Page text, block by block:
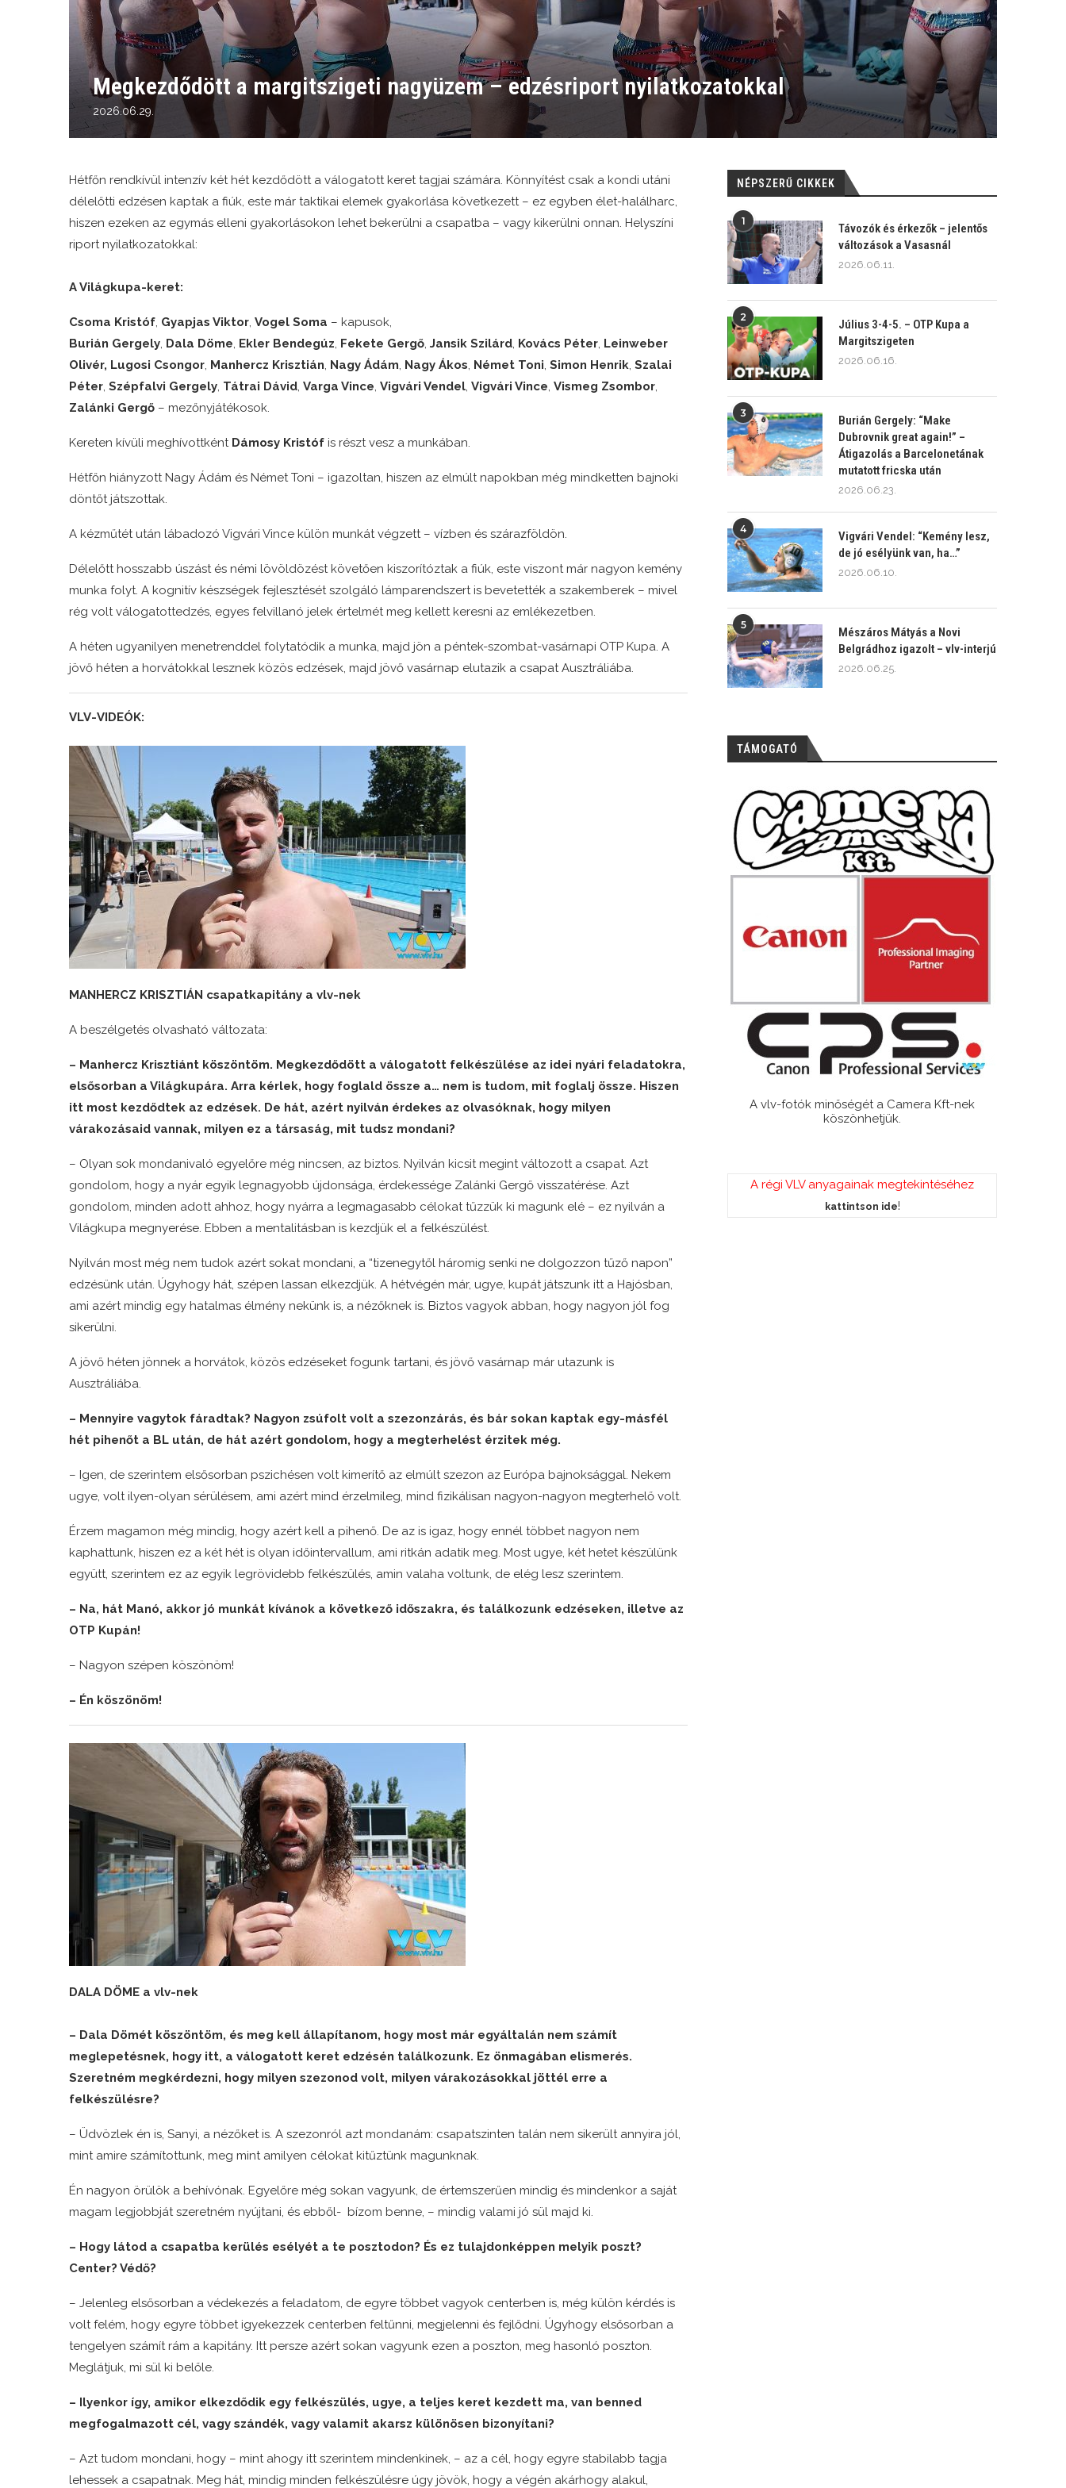
Megkezdődött a margitszigeti nagyüzem – edzésriport nyilatkozatokkal
2026.06.29.
Hétfőn rendkívül intenzív két hét kezdődött a válogatott keret tagjai számára. Könnyítést csak a kondi utáni
délelőtti edzésen kaptak a fiúk, este már taktikai elemek gyakorlása következett – ez egyben élet-halálharc,
hiszen ezeken az egymás elleni gyakorlásokon lehet bekerülni a csapatba – vagy kikerülni onnan. Helyszíni
riport nyilatkozatokkal:
A Világkupa-keret:
Csoma Kristóf, Gyapjas Viktor, Vogel Soma – kapusok,
Burián Gergely, Dala Döme, Ekler Bendegúz, Fekete Gergő, Jansik Szilárd, Kovács Péter, Leinweber
Olivér, Lugosi Csongor, Manhercz Krisztián, Nagy Ádám, Nagy Ákos, Német Toni, Simon Henrik, Szalai
Péter, Szépfalvi Gergely, Tátrai Dávid, Varga Vince, Vigvári Vendel, Vigvári Vince, Vismeg Zsombor,
Zalánki Gergő – mezőnyjátékosok.
Kereten kívüli meghívottként Dámosy Kristóf is részt vesz a munkában.
Hétfőn hiányzott Nagy Ádám és Német Toni – igazoltan, hiszen az elmúlt napokban még mindketten bajnoki
döntőt játszottak.
A kézműtét után lábadozó Vigvári Vince külön munkát végzett – vízben és szárazföldön.
Délelőtt hosszabb úszást és némi lövöldözést követően kiszorítóztak a fiúk, este viszont már nagyon kemény
munka folyt. A kognitív készségek fejlesztését szolgáló lámparendszert is bevetették a szakemberek – mivel
rég volt válogatottedzés, egyes felvillanó jelek értelmét meg kellett keresni az emlékezetben.
A héten ugyanilyen menetrenddel folytatódik a munka, majd jön a péntek-szombat-vasárnapi OTP Kupa. A
jövő héten a horvátokkal lesznek közös edzések, majd jövő vasárnap elutazik a csapat Ausztráliába.
VLV-VIDEÓK:
MANHERCZ KRISZTIÁN csapatkapitány a vlv-nek
A beszélgetés olvasható változata:
– Manhercz Krisztiánt köszöntöm. Megkezdődött a válogatott felkészülése az idei nyári feladatokra,
elsősorban a Világkupára. Arra kérlek, hogy foglald össze a… nem is tudom, mit foglalj össze. Hiszen
itt most kezdődtek az edzések. De hát, azért nyilván érdekes az olvasóknak, hogy milyen
várakozásaid vannak, milyen ez a társaság, mit tudsz mondani?
– Olyan sok mondanivaló egyelőre még nincsen, az biztos. Nyilván kicsit megint változott a csapat. Azt
gondolom, hogy a nyár egyik legnagyobb újdonsága, érdekessége Zalánki Gergő visszatérése. Azt
gondolom, minden adott ahhoz, hogy nyárra a legmagasabb célokat tűzzük ki magunk elé – ez nyilván a
Világkupa megnyerése. Ebben a mentalitásban is kezdjük el a felkészülést.
Nyilván most még nem tudok azért sokat mondani, a “tizenegytől háromig senki ne dolgozzon tűző napon”
edzésünk után. Úgyhogy hát, szépen lassan elkezdjük. A hétvégén már, ugye, kupát játszunk itt a Hajósban,
ami azért mindig egy hatalmas élmény nekünk is, a nézőknek is. Biztos vagyok abban, hogy nagyon jól fog
sikerülni.
A jövő héten jönnek a horvátok, közös edzéseket fogunk tartani, és jövő vasárnap már utazunk is
Ausztráliába.
– Mennyire vagytok fáradtak? Nagyon zsúfolt volt a szezonzárás, és bár sokan kaptak egy-másfél
hét pihenőt a BL után, de hát azért gondolom, hogy a megterhelést érzitek még.
– Igen, de szerintem elsősorban pszichésen volt kimerítő az elmúlt szezon az Európa bajnoksággal. Nekem
ugye, volt ilyen-olyan sérülésem, ami azért mind érzelmileg, mind fizikálisan nagyon-nagyon megterhelő volt.
Érzem magamon még mindig, hogy azért kell a pihenő. De az is igaz, hogy ennél többet nagyon nem
kaphattunk, hiszen ez a két hét is olyan időintervallum, ami ritkán adatik meg. Most ugye, két hetet készülünk
együtt, szerintem ez az egyik legrövidebb felkészülés, amin valaha voltunk, de elég lesz szerintem.
– Na, hát Manó, akkor jó munkát kívánok a következő időszakra, és találkozunk edzéseken, illetve az
OTP Kupán!
– Nagyon szépen köszönöm!
– Én köszönöm!
DALA DÖME a vlv-nek
– Dala Dömét köszöntöm, és meg kell állapítanom, hogy most már egyáltalán nem számít
meglepetésnek, hogy itt, a válogatott keret edzésén találkozunk. Ez önmagában elismerés.
Szeretném megkérdezni, hogy milyen szezonod volt, milyen várakozásokkal jöttél erre a
felkészülésre?
– Üdvözlek én is, Sanyi, a nézőket is. A szezonról azt mondanám: csapatszinten talán nem sikerült annyira jól,
mint amire számítottunk, meg mint amilyen célokat kitűztünk magunknak.
Én nagyon örülök a behívónak. Egyelőre még sokan vagyunk, de értemszerűen mindig és mindenkor a saját
magam legjobbját szeretném nyújtani, és ebből- bízom benne, – mindig valami jó sül majd ki.
– Hogy látod a csapatba kerülés esélyét a te posztodon? És ez tulajdonképpen melyik poszt?
Center? Védő?
– Jelenleg elsősorban a védekezés a feladatom, de egyre többet vagyok centerben is, még külön kérdés is
volt felém, hogy egyre többet igyekezzek centerben feltűnni, megjelenni és fejlődni. Úgyhogy elsősorban a
tengelyen számít rám a kapitány. Itt persze azért sokan vagyunk ezen a poszton, meg hasonló poszton.
Meglátjuk, mi sül ki belőle.
– Ilyenkor így, amikor elkezdődik egy felkészülés, ugye, a teljes keret kezdett ma, van benned
megfogalmazott cél, vagy szándék, vagy valamit akarsz különösen bizonyítani?
– Azt tudom mondani, hogy – mint ahogy itt szerintem mindenkinek, – az a cél, hogy egyre stabilabb tagja
lehessek a csapatnak. Meg hát, mindig minden felkészülésre úgy jövök, hogy a végén akárhogy alakul,
NÉPSZERŰ CIKKEK
1
Távozók és érkezők – jelentős
változások a Vasasnál
2026.06.11.
2
Július 3-4-5. – OTP Kupa a
Margitszigeten
2026.06.16.
3
Burián Gergely: “Make
Dubrovnik great again!” –
Átigazolás a Barcelonetának
mutatott fricska után
2026.06.23.
4
Vigvári Vendel: “Kemény lesz,
de jó esélyünk van, ha…”
2026.06.10.
5
Mészáros Mátyás a Novi
Belgrádhoz igazolt – vlv-interjú
2026.06.25.
TÁMOGATÓ
A vlv-fotók minőségét a Camera Kft-nek
köszönhetjük.
A régi VLV anyagainak megtekintéséhez
kattintson ide!